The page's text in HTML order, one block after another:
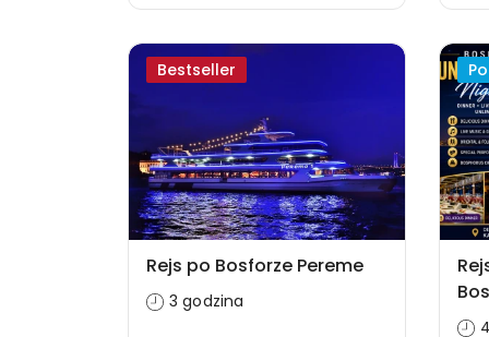
Bestseller
Rejs po Bosforze Pereme
3 godzina